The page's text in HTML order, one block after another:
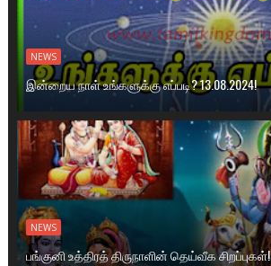
NEWS
இன்றைய நாள் உங்களுக்கு எப்படி? 13.08.2024!
NEWS
பங்குனி உத்திரத் திருநாளின் தெய்வீக சிறப்புகள்!